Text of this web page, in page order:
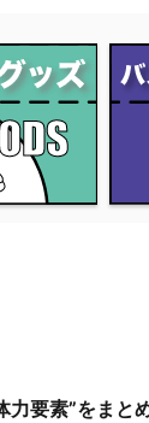
力要素”をまと